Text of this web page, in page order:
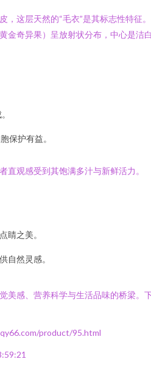
这层天然的“毛衣”是其标志性特征
奇异果）呈放射状分布，中心是洁
保护有益。
观感受到其饱满多汁与新鲜活力。
睛之美。
自然灵感。
感、营养科学与生活品味的桥梁。
product/95.html